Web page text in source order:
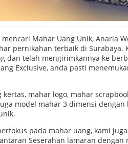
Mahar Uang Unik, Anaria
pernikahan terbaik di Surabaya.
dan telah mengirimkannya ke
Exclusive, anda pasti
mahar logo, mahar
model mahar 3 dimensi
pada mahar uang, kami
Seserahan lamaran dengan